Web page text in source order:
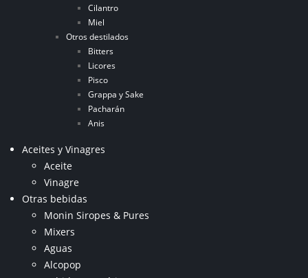
Cilantro
Miel
Otros destilados
Bitters
Licores
Pisco
Grappa y Sake
Pacharán
Anis
Aceites y Vinagres
Aceite
Vinagre
Otras bebidas
Monin Siropes & Pures
Mixers
Aguas
Alcopop